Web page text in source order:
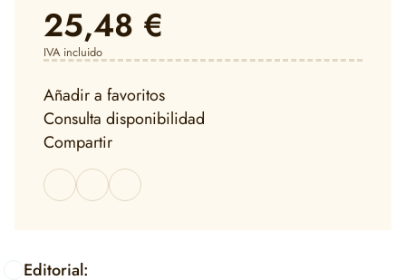
Editorial:
25,48 €
IVA incluido
Añadir a favoritos
Consulta disponibilidad
Compartir